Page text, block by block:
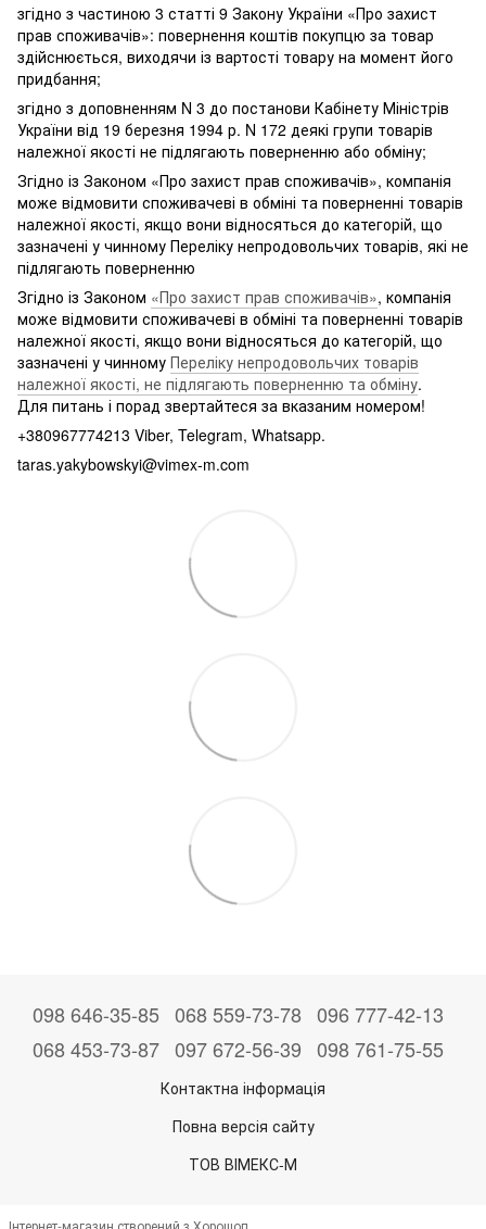
згідно з частиною 3 статті 9 Закону України «Про захист
прав споживачів»: повернення коштів покупцю за товар
здійснюється, виходячи із вартості товару на момент його
придбання;
згідно з доповненням N 3 до постанови Кабінету Міністрів
України від 19 березня 1994 р. N 172 деякі групи товарів
належної якості не підлягають поверненню або обміну;
Згідно із Законом «Про захист прав споживачів», компанія
може відмовити споживачеві в обміні та поверненні товарів
належної якості, якщо вони відносяться до категорій, що
зазначені у чинному Переліку непродовольчих товарів, які не
підлягають поверненню
Згідно із Законом «Про захист прав споживачів», компанія
може відмовити споживачеві в обміні та поверненні товарів
належної якості, якщо вони відносяться до категорій, що
зазначені у чинному Переліку непродовольчих товарів
належної якості, не підлягають поверненню та обміну.
Для питань і порад звертайтеся за вказаним номером!
+380967774213 Viber, Telegram, Whatsapp.
taras.yakybowskyi@vimex-m.com
098 646-35-85 068 559-73-78 096 777-42-13
068 453-73-87 097 672-56-39 098 761-75-55
Контактна інформація
Повна версія сайту
ТОВ ВІМЕКС-М